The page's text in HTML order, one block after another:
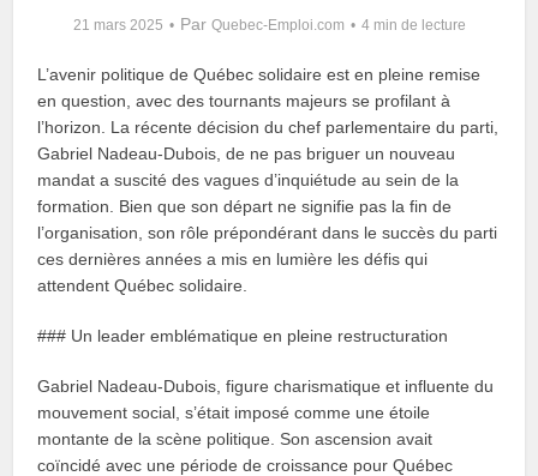
21 mars 2025 Par Quebec-Emploi.com 4 min de lecture
L’avenir politique de Québec solidaire est en pleine remise
en question, avec des tournants majeurs se profilant à
l’horizon. La récente décision du chef parlementaire du parti,
Gabriel Nadeau-Dubois, de ne pas briguer un nouveau
mandat a suscité des vagues d’inquiétude au sein de la
formation. Bien que son départ ne signifie pas la fin de
l’organisation, son rôle prépondérant dans le succès du parti
ces dernières années a mis en lumière les défis qui
attendent Québec solidaire.
### Un leader emblématique en pleine restructuration
Gabriel Nadeau-Dubois, figure charismatique et influente du
mouvement social, s’était imposé comme une étoile
montante de la scène politique. Son ascension avait
coïncidé avec une période de croissance pour Québec